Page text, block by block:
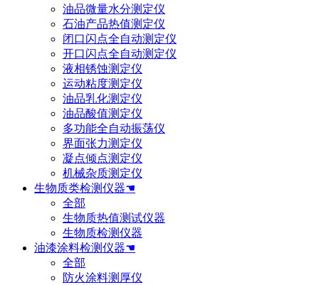
油品微量水分测定仪
石油产品热值测定仪
闭口闪点全自动测定仪
开口闪点全自动测定仪
液相锈蚀测定仪
运动粘度测定仪
油品乳化测定仪
油品酸值测定仪
多功能全自动振荡仪
界面张力测定仪
凝点倾点测定仪
机械杂质测定仪
生物质类检测仪器☚
全部
生物质热值测试仪器
生物质检测仪器
油漆涂料检测仪器☚
全部
防火涂料测厚仪